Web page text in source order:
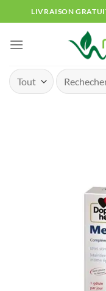
au
contenu
LIVRAISON
Recherche
pour :